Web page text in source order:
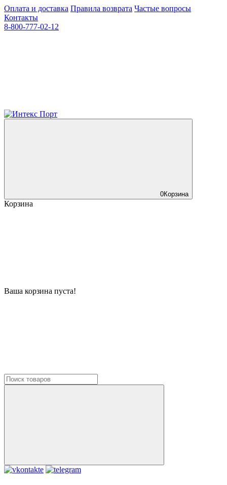
Оплата и доставка Правила возврата Частые вопросы
Контакты
8-800-777-02-12
0Корзина
Корзина
Ваша корзина пуста!